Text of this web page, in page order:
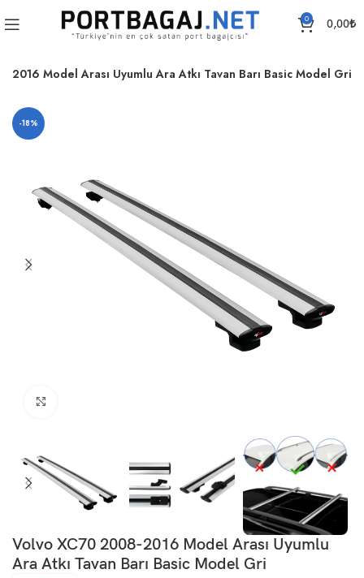
0 0,00₺
2016 Model Arası Uyumlu Ara Atkı Tavan Barı Basic Model Gri
-18%
Volvo XC70 2008-2016 Model Arası Uyumlu
Ara Atkı Tavan Barı Basic Model Gri